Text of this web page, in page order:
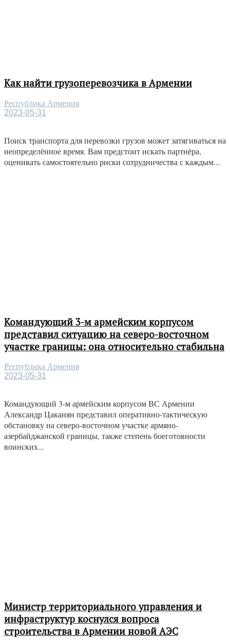
Как найти грузоперевозчика в Армении
Республика Армения
2023-05-31
Поиск транспорта для перевозки грузов может затягиваться на
неопределённое время. Вам предстоит искать партнёра,
оценивать самостоятельно риски сотрудничества с каждым...
Командующий 3-м армейским корпусом
представил ситуацию на северо-восточном
участке границы: она относительно стабильна
Республика Армения
2023-05-31
Командующий 3-м армейским корпусом ВС Армении
Александр Цаканян представил оперативно-тактическую
обстановку на северо-восточном участке армяно-
азербайджанской границы, также степень боеготовности
воинских...
Министр территориального управления и
инфраструктур коснулся вопроса
строительства в Армении новой АЭС